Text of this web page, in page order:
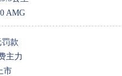
AMG
款
主力
市